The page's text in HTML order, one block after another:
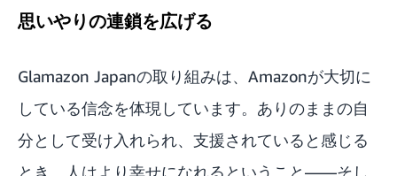
思いやりの連鎖を広げる
Glamazon Japanの取り組みは、Amazonが大切に
している信念を体現しています。ありのままの自
分として受け入れられ、支援されていると感じる
とき、人はより幸せになれるということ——そし